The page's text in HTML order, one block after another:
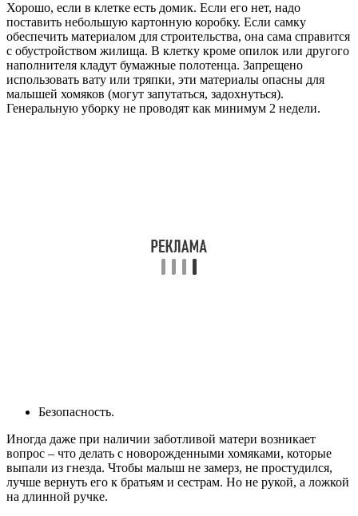
Хорошо, если в клетке есть домик. Если его нет, надо
поставить небольшую картонную коробку. Если самку
обеспечить материалом для строительства, она сама справится
с обустройством жилища. В клетку кроме опилок или другого
наполнителя кладут бумажные полотенца. Запрещено
использовать вату или тряпки, эти материалы опасны для
малышей хомяков (могут запутаться, задохнуться).
Генеральную уборку не проводят как минимум 2 недели.
Безопасность.
Иногда даже при наличии заботливой матери возникает
вопрос – что делать с новорожденными хомяками, которые
выпали из гнезда. Чтобы малыш не замерз, не простудился,
лучше вернуть его к братьям и сестрам. Но не рукой, а ложкой
на длинной ручке.